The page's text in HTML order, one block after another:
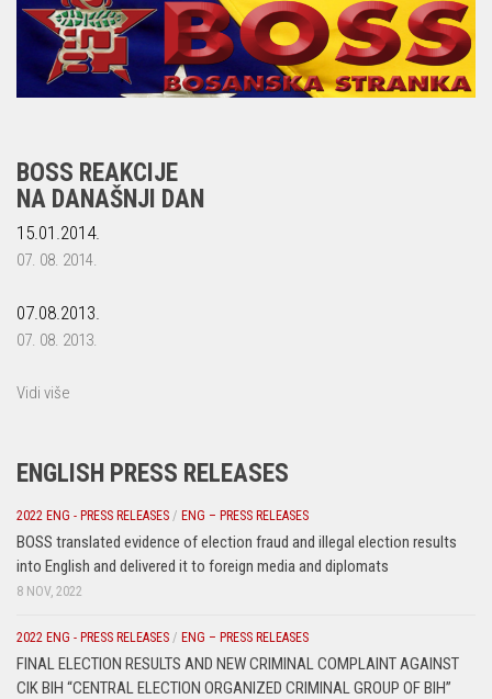
BOSS REAKCIJE
NA DANAŠNJI DAN
15.01.2014.
07. 08. 2014.
07.08.2013.
07. 08. 2013.
Vidi više
ENGLISH PRESS RELEASES
2022 ENG - PRESS RELEASES / ENG – PRESS RELEASES
BOSS translated evidence of election fraud and illegal election results
into English and delivered it to foreign media and diplomats
8 NOV, 2022
2022 ENG - PRESS RELEASES / ENG – PRESS RELEASES
FINAL ELECTION RESULTS AND NEW CRIMINAL COMPLAINT AGAINST
CIK BIH “CENTRAL ELECTION ORGANIZED CRIMINAL GROUP OF BIH”